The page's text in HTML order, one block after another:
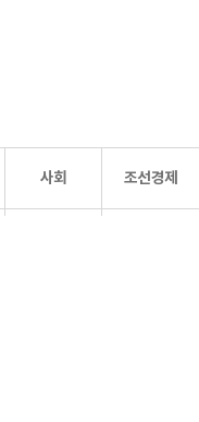
사회 조선경제